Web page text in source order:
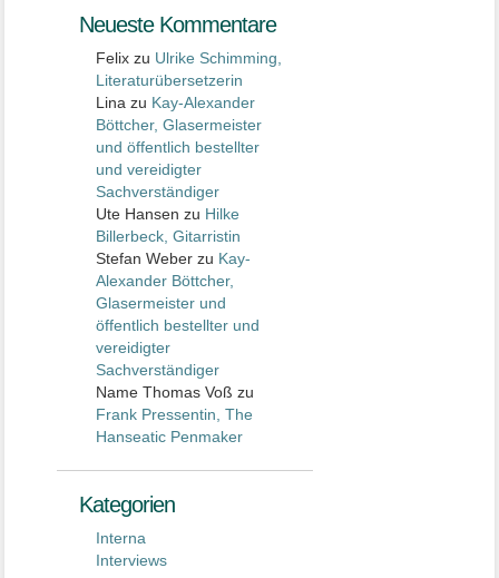
Neueste Kommentare
Felix zu Ulrike Schimming,
Literaturübersetzerin
Lina zu Kay-Alexander
Böttcher, Glasermeister
und öffentlich bestellter
und vereidigter
Sachverständiger
Ute Hansen zu Hilke
Billerbeck, Gitarristin
Stefan Weber zu Kay-
Alexander Böttcher,
Glasermeister und
öffentlich bestellter und
vereidigter
Sachverständiger
Name Thomas Voß zu
Frank Pressentin, The
Hanseatic Penmaker
Kategorien
Interna
Interviews